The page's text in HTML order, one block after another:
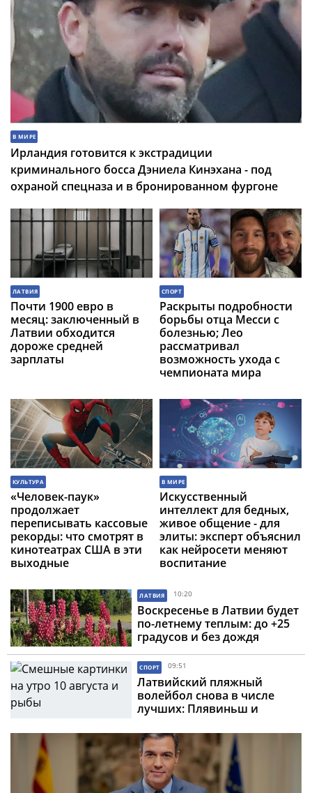
В МИРЕ
Ирландия готовится к экстрадиции
криминального босса Дэниела Кинэхана - под
охраной спецназа и в бронированном фургоне
ЛАТВИЯ
Почти 1900 евро в
месяц: заключенный в
Латвии обходится
дороже средней
зарплаты
СПОРТ
Раскрыты подробности
борьбы отца Месси с
болезнью; Лео
рассматривал
возможность ухода с
чемпионата мира
КУЛЬТУРА
«Человек-паук»
продолжает
переписывать кассовые
рекорды: что смотрят в
кинотеатрах США в эти
выходные
В МИРЕ
Искусственный
интеллект для бедных,
живое общение - для
элиты: эксперт объяснил
как нейросети меняют
воспитание
ЛАТВИЯ 10:20
Воскресенье в Латвии будет
по-летнему теплым: до +25
градусов и без дождя
СПОРТ 09:51
Латвийский пляжный
волейбол снова в числе
лучших: Плявиньш и
полуфинал Elite16 в
Гамбурге